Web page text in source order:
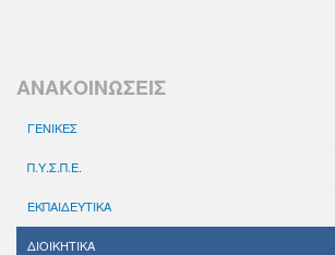
ΑΝΑΚΟΙΝΩΣΕΙΣ
ΓΕΝΙΚΕΣ
Π.Υ.Σ.Π.Ε.
ΕΚΠΑΙΔΕΥΤΙΚΑ
ΔΙΟΙΚΗΤΙΚΑ